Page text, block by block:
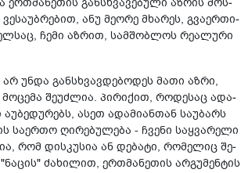
ანუ მე­ო­რე მხა­რეს, გვა­ერ­თი­
ჩემი აზ­რით, სამ­შობ­ლოს რე­ა­ლუ­რი
უნდა გან­სხვავ­დე­ბო­დეს მათი აზრი,
მო­ცე­მა შე­უძ­ლია. პი­რი­ქით, რო­დე­საც ადა­
ასეთ ადა­მი­ან­თან სა­უ­ბარს
სა­ერ­თო ღი­რე­ბუ­ლე­ბა - ჩვე­ნი საყ­ვა­რე­ლი
რომ დის­კუ­სია ან დე­ბა­ტი, რო­მე­ლიც შე­
ძა­ხი­ლით, ერ­თმა­ნე­თის არ­გუ­მენ­ტის